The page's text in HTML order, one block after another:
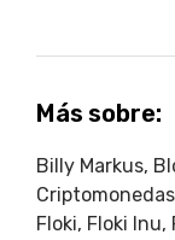
Más sobre:
Billy Markus,
Criptomonedas
Floki, Floki Inu,